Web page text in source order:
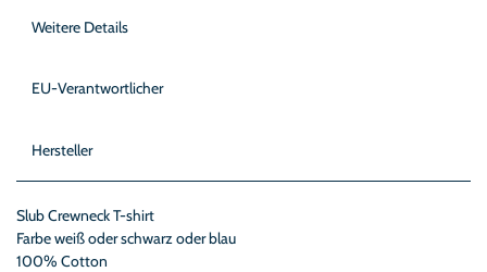
Weitere Details
EU-Verantwortlicher
Hersteller
Slub Crewneck T-shirt
Farbe weiß oder schwarz oder blau
100% Cotton